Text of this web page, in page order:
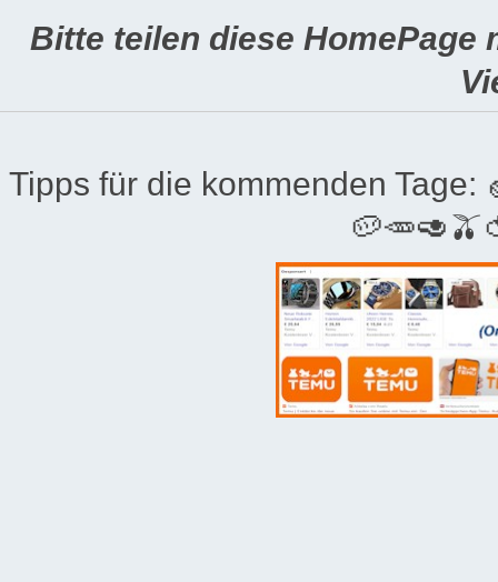
Bitte teilen diese HomePage
Tipps für die kommenden